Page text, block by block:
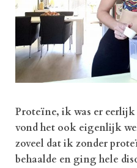
Proteïne, ik was er
vond het ook eigenlijk
zoveel dat ik zonder
behaalde en ging hele